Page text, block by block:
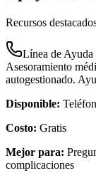
Recursos
Línea de
Asesoramiento
autogestionado.
Disponible:
Costo: Gratis
Mejor para:
complicaciones